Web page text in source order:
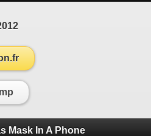
Mask In A Phone